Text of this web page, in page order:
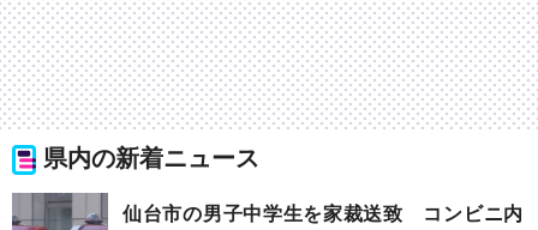
県内の新着ニュース
仙台市の男子中学生を家裁送致 コンビニ内